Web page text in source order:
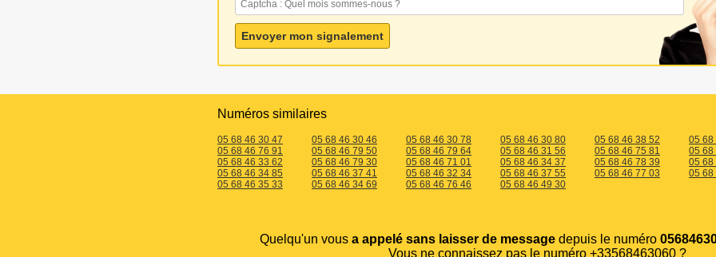
Numéros similaires
05 68 46 30 47 05 68 46 30 46 05 68 46 30 78 05 68 46 30 80 05 68 46 38 52
05 68
05 68 46 76 91
05 68 46 79 50 05 68 46 79 64 05 68 46 31 56 05 68 46 75 81
05 68
05 68 46 33 62
05 68 46 79 30 05 68 46 71 01 05 68 46 34 37 05 68 46 78 39
05 68
05 68 46 34 85
05 68 46 37 41 05 68 46 32 34 05 68 46 37 55 05 68 46 77 03
05 68
05 68 46 35 33
05 68 46 34 69 05 68 46 76 46 05 68 46 49 30
Quelqu'un vous a appelé sans laisser de message depuis le numéro
Vous ne connaissez pas le numéro +33568463060 ?